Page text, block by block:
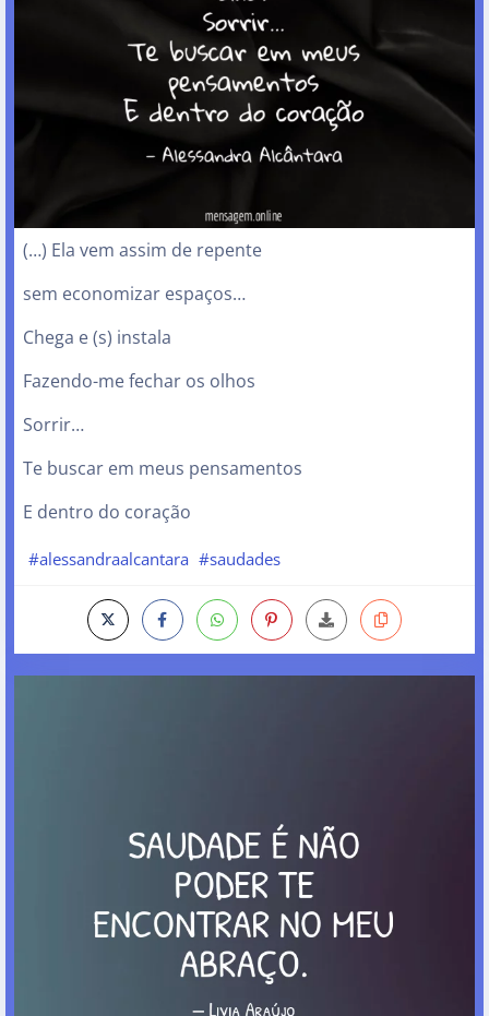
(…) Ela vem assim de repente
sem economizar espaços…
Chega e (s) instala
Fazendo-me fechar os olhos
Sorrir…
Te buscar em meus pensamentos
E dentro do coração
#alessandraalcantara #saudades